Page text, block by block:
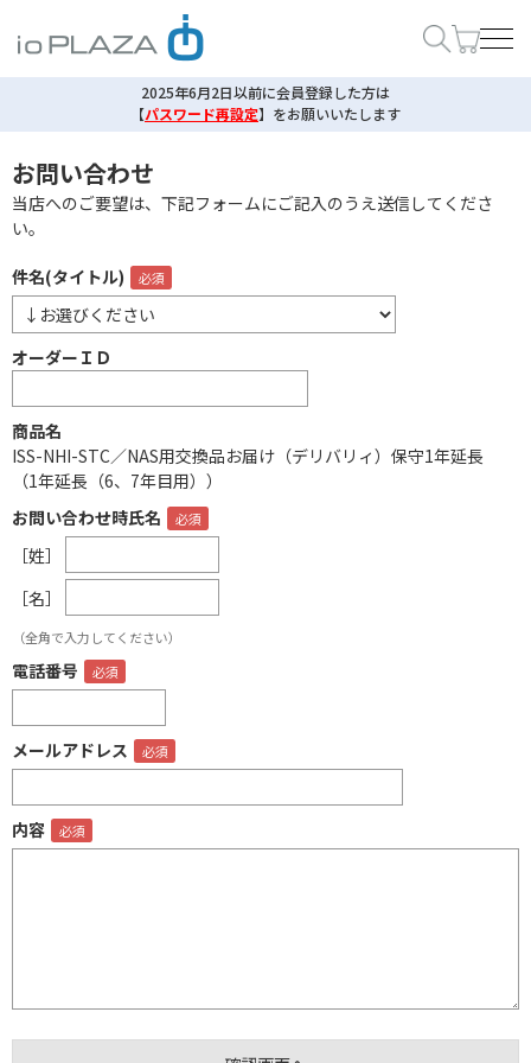
2025年6月2日以前に会員登録した方は
【パスワード再設定】 をお願いいたします
お問い合わせ
当店へのご要望は、下記フォームにご記入のうえ送信してくださ
い。
件名(タイトル)
オーダーＩＤ
商品名
ISS-NHI-STC／NAS用交換品お届け（デリバリィ）保守1年延長
（1年延長（6、7年目用））
お問い合わせ時氏名
［姓］
［名］
（全角で入力してください）
電話番号
メールアドレス
内容